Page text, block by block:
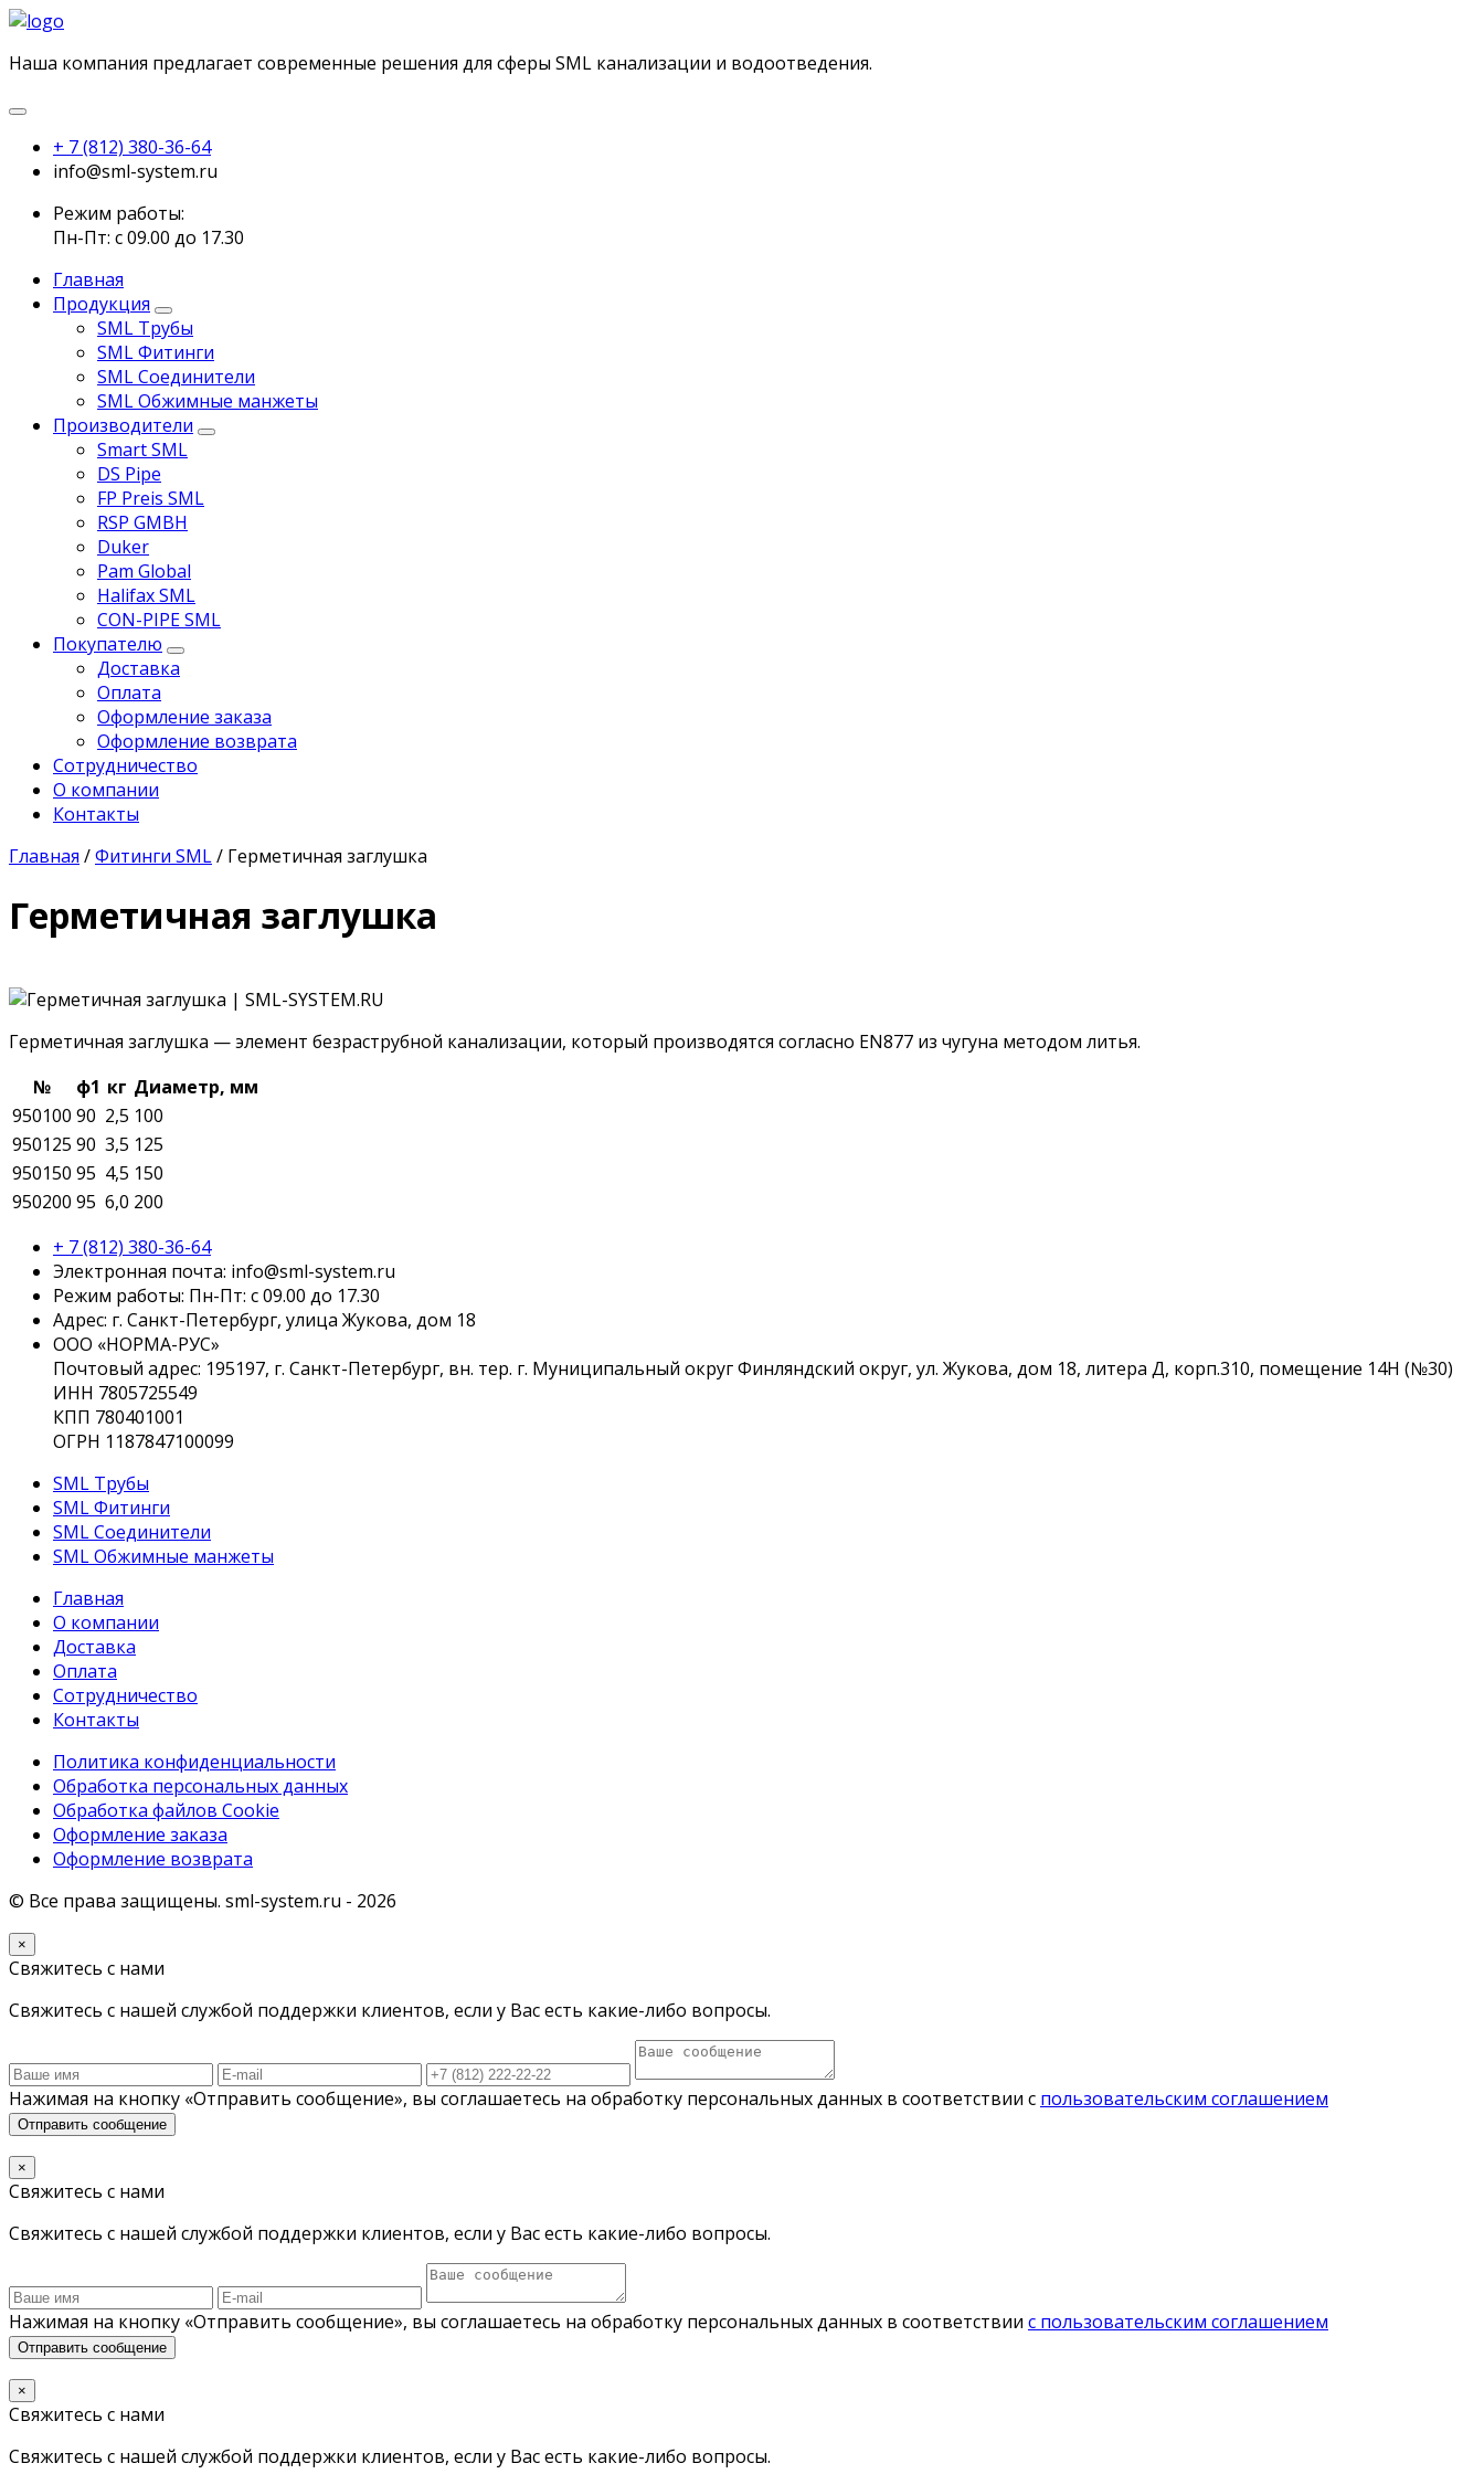
Наша компания предлагает современные решения для сферы SML канализации и водоотведения.
+ 7 (812) 380-36-64
info@sml-system.ru
Режим работы:
Пн-Пт: с 09.00 до 17.30
Главная
Продукция
SML Трубы
SML Фитинги
SML Соединители
SML Обжимные манжеты
Производители
Smart SML
DS Pipe
FP Preis SML
RSP GMBH
Duker
Pam Global
Halifax SML
CON-PIPE SML
Покупателю
Доставка
Оплата
Оформление заказа
Оформление возврата
Сотрудничество
О компании
Контакты
Главная /Фитинги SML/ Герметичная заглушка
Герметичная заглушка
Герметичная заглушка — элемент безраструбной канализации, который производятся согласно EN877 из чугуна методом литья.
№
ф1 кг Диаметр, мм
950100 90 2,5 100
950125 90 3,5 125
950150 95 4,5 150
950200 95 6,0 200
+ 7 (812) 380-36-64
Электронная почта: info@sml-system.ru
Режим работы: Пн-Пт: с 09.00 до 17.30
Адрес: г. Санкт-Петербург, улица Жукова, дом 18
ООО «НОРМА-РУС»
Почтовый адрес: 195197, г. Санкт-Петербург, вн. тер. г. Муниципальный округ Финляндский округ, ул. Жукова, дом 18, литера Д, корп.310, помещение 14Н (№30)
ИНН 7805725549
КПП 780401001
ОГРН 1187847100099
SML Трубы
SML Фитинги
SML Соединители
SML Обжимные манжеты
Главная
О компании
Доставка
Оплата
Сотрудничество
Контакты
Политика конфиденциальности
Обработка персональных данных
Обработка файлов Cookie
Оформление заказа
Оформление возврата
© Все права защищены. sml-system.ru - 2026
×
Свяжитесь с нами
Свяжитесь с нашей службой поддержки клиентов, если у Вас есть какие-либо вопросы.
Нажимая на кнопку «Отправить сообщение», вы соглашаетесь на обработку персональных данных в соответствии с пользовательским соглашением
Отправить сообщение
×
Свяжитесь с нами
Свяжитесь с нашей службой поддержки клиентов, если у Вас есть какие-либо вопросы.
Нажимая на кнопку «Отправить сообщение», вы соглашаетесь на обработку персональных данных в соответствии с пользовательским соглашением
Отправить сообщение
×
Свяжитесь с нами
Свяжитесь с нашей службой поддержки клиентов, если у Вас есть какие-либо вопросы.